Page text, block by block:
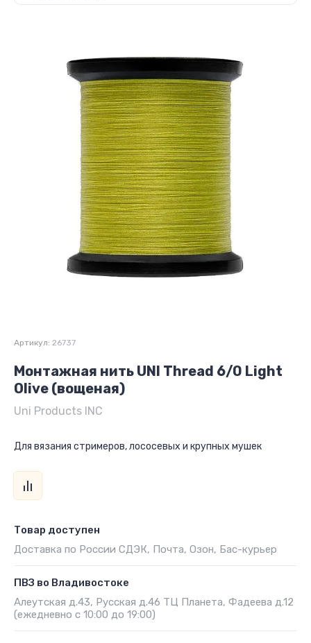
Артикул: 26737
Монтажная нить UNI Thread 6/0 Light
Olive (вощеная)
Uni Products INC
Для вязания стримеров, лососевых и крупных мушек
Товар доступен
Доставка по России СДЭК, Почта, Озон, Бас-курьер
ПВЗ во Владивостоке
Алеутская д.43, Русская д.46 ТЦ Планета, Фадеева д.12
(ежедневно с 10:00 до 19:00)